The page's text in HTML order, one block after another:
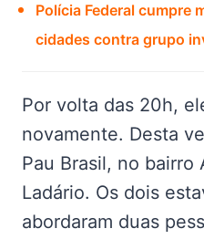
Polícia Federal cumpre
cidades contra grupo
Por volta das 20h,
novamente. Desta
Pau Brasil, no bairro
Ladário. Os dois
abordaram duas